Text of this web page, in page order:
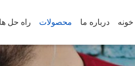
خونه درباره ما محصولات راه حل ها